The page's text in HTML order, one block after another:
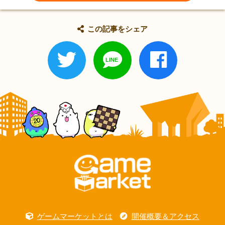
この記事をシェア
ゲームマーケットとは 開催概要＆アクセス